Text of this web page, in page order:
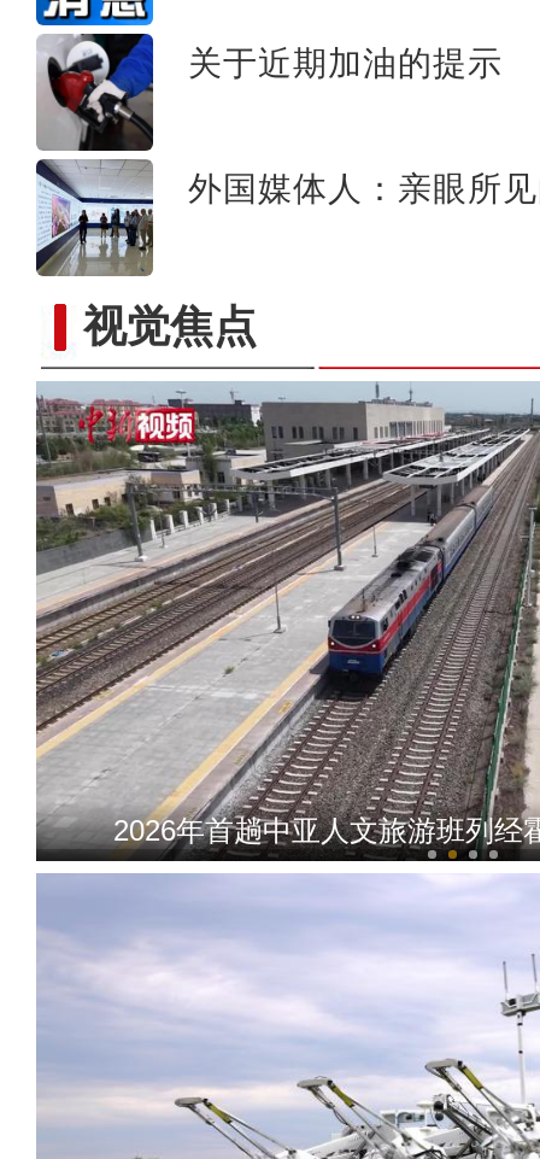
关于近期加油的提示
外国媒体人：亲眼所
视觉焦点新疆：独库公路云雾缭绕
2026年首趟中亚人文旅游班列经